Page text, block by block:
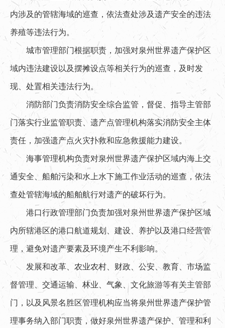
内涉及的管辖海域的巡查，依法查处涉及遗产安全的违法
养殖等违法行为。
城市管理部门根据职责，加强对泉州世界遗产保护区
域内违法建设以及摆摊设点等相关行为的巡查，及时发
现、处置相关违法行为。
消防部门负责消防安全综合监管，督促、指导主管部
门落实行业监管职责、遗产点管理机构落实消防安全主体
责任，加强遗产点火灾扑救和应急救援能力建设。
海事管理机构负责对泉州世界遗产保护区域内海上交
通安全、船舶污染和水上水下施工作业活动的巡查，依法
查处管辖海域的船舶航行对遗产的破坏行为。
港口行政管理部门负责加强对泉州世界遗产保护区域
内所辖港区的港口航道规划、建设、养护以及港口经营管
理，避免对遗产要素及环境产生不利影响。
发展和改革、农业农村、财政、公安、教育、市场监
督管理、交通运输、林业、气象、文化旅游等有关主管部
门，以及风景名胜区管理机构应当将泉州世界遗产保护管
理事务纳入部门职责，做好泉州世界遗产保护、管理和利